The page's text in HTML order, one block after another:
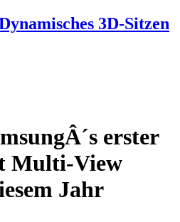
3D-Sitzen
erster
Multi-View
Jahr